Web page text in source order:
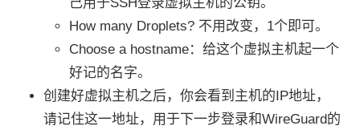
How many Droplets? 不用改变，1个即可。
Choose a hostname：给这个虚拟主机起一个
好记的名字。
创建好虚拟主机之后，你会看到主机的IP地址，
请记住这一地址，用于下一步登录和WireGuard的